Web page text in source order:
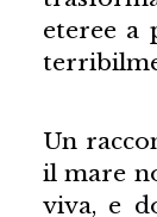
eteree a
Un
il mare
viva, e